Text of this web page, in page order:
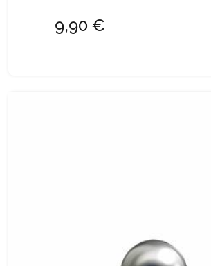
9,90 €